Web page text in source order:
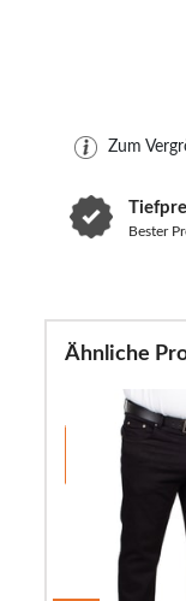
Zum
Bester
Ähnliche